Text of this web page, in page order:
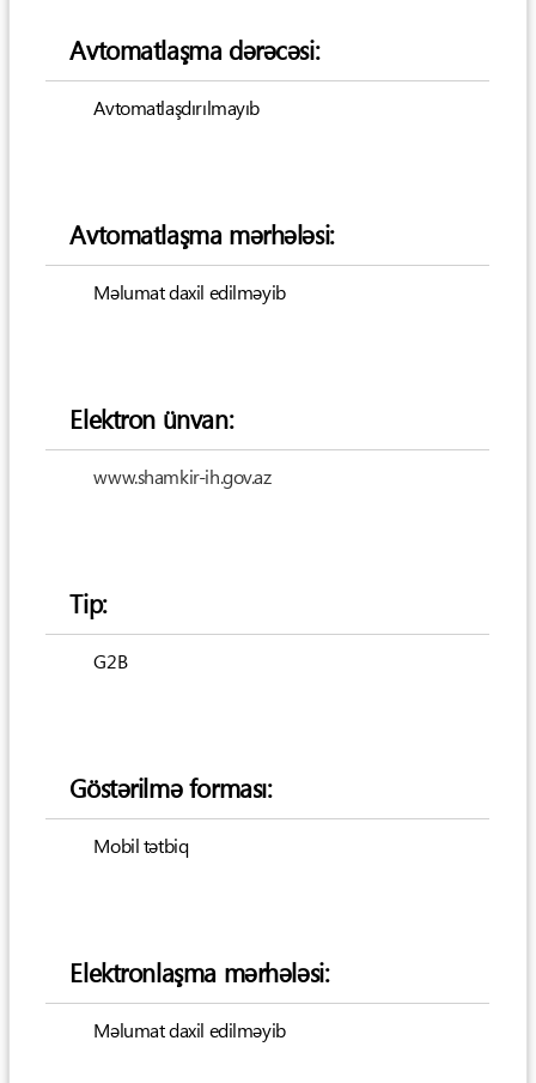
Avtomatlaşma dərəcəsi:
Avtomatlaşdırılmayıb
Avtomatlaşma mərhələsi:
Məlumat daxil edilməyib
Elektron ünvan:
www.shamkir-ih.gov.az
Tip:
G2B
Göstərilmə forması:
Mobil tətbiq
Elektronlaşma mərhələsi:
Məlumat daxil edilməyib